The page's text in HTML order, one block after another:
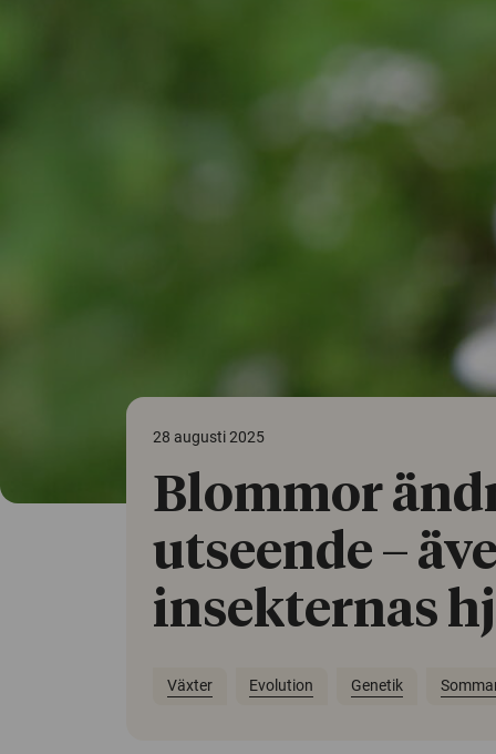
28 augusti 2025
Blommor
utseende –
insekternas
Växter Evolution Genetik